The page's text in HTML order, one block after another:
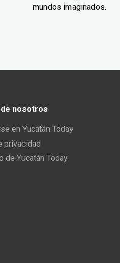
mundos imaginados.
nosotros
en Yucatán Today
privacidad
de Yucatán Today